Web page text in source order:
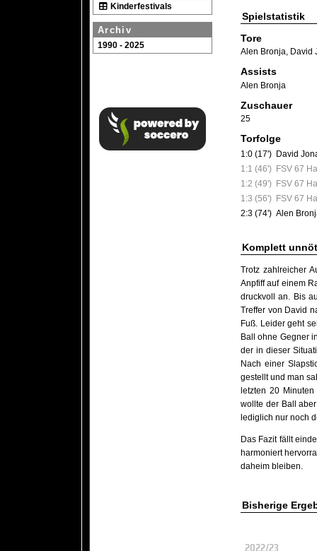
Kinderfestivals
Archiv
1990 - 2025
Spielstatistik
Tore
Alen Bronja, David
Assists
Alen Bronja
Zuschauer
25
Torfolge
1:0 (17') David
1:1 (46') FSV 67
1:2 (49') FSV 67
1:3 (56') FSV 67
2:3 (74') Alen
Komplett
Trotz zahlreicher
Anpfiff auf einem
druckvoll an. Bis
Treffer von David
Fuß. Leider geht
Ball ohne Gegner
der in dieser
Nach einer
gestellt und man
letzten 20
wollte der Ball
lediglich nur noch
Das Fazit fällt
harmoniert
daheim bleiben.
Bisherige